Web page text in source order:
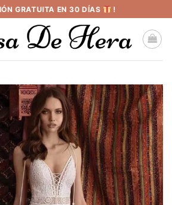
GRATUITA EN 30 DÍAS !